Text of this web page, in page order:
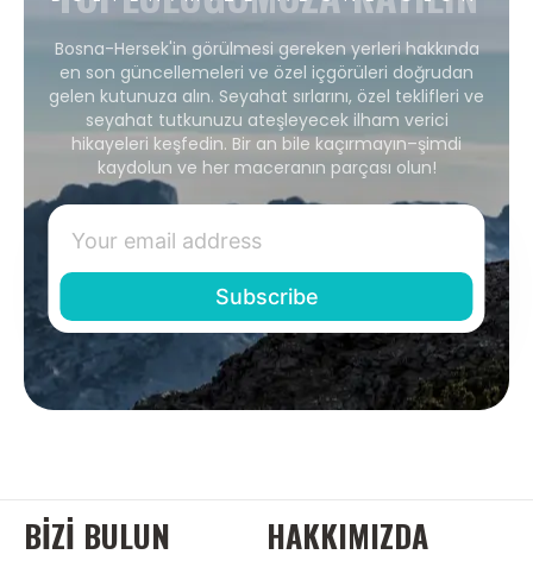
Bosna-Hersek'in görülmesi gereken yerleri hakkında
en son güncellemeleri ve özel içgörüleri doğrudan
gelen kutunuza alın. Seyahat sırlarını, özel teklifleri ve
seyahat tutkunuzu ateşleyecek ilham verici
hikayeleri keşfedin. Bir an bile kaçırmayın–şimdi
kaydolun ve her maceranın parçası olun!
BIZI BULUN HAKKIMIZDA